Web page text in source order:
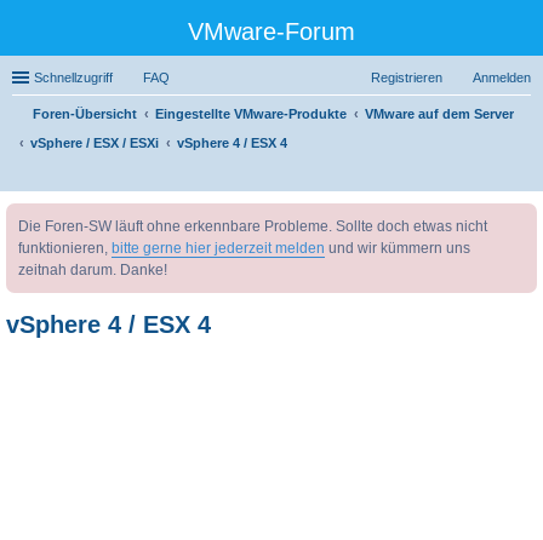
VMware-Forum
Schnellzugriff FAQ Anmelden
Registrieren
Foren-Übersicht Eingestellte VMware-Produkte
VMware auf dem Server
vSphere / ESX / ESXi
vSphere 4 / ESX 4
uc
Die Foren-SW läuft ohne erkennbare Probleme. Sollte doch etwas nicht
funktionieren, bitte gerne hier jederzeit melden und wir kümmern uns
zeitnah darum. Danke!
vSphere 4 / ESX 4